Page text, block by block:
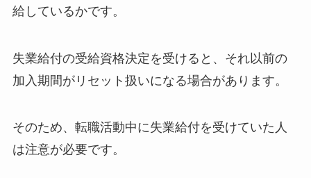
給しているかです。
失業給付の受給資格決定を受けると、それ以前の
加入期間がリセット扱いになる場合があります。
そのため、転職活動中に失業給付を受けていた人
は注意が必要です。